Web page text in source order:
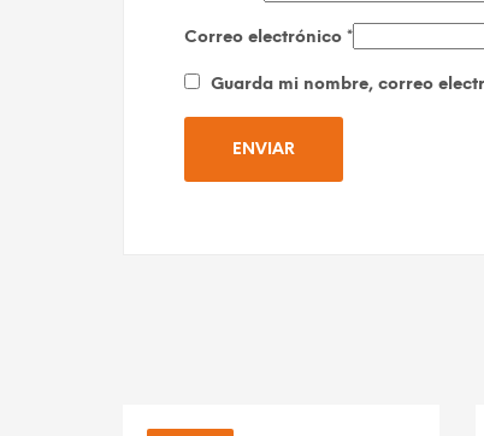
Correo electrónico *
Guarda mi nombre, correo